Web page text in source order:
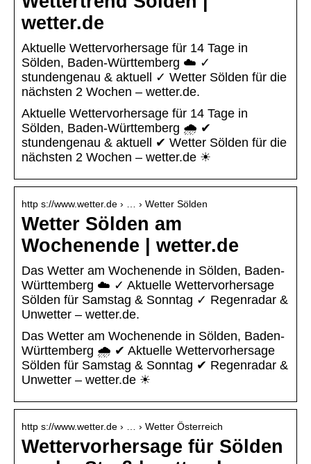
wetter.de
Aktuelle Wettervorhersage für 14 Tage in
Sölden, Baden-Württemberg ☁️ ✓
stundengenau & aktuell ✓ Wetter Sölden für die
nächsten 2 Wochen – wetter.de.
Aktuelle Wettervorhersage für 14 Tage in
Sölden, Baden-Württemberg 🌧️ ✔
stundengenau & aktuell ✔ Wetter Sölden für die
nächsten 2 Wochen – wetter.de ☀
http s://www.wetter.de › … › Wetter Sölden
Wetter Sölden am
Wochenende | wetter.de
Das Wetter am Wochenende in Sölden, Baden-
Württemberg ☁️ ✓ Aktuelle Wettervorhersage
Sölden für Samstag & Sonntag ✓ Regenradar &
Unwetter – wetter.de.
Das Wetter am Wochenende in Sölden, Baden-
Württemberg 🌧️ ✔ Aktuelle Wettervorhersage
Sölden für Samstag & Sonntag ✔ Regenradar &
Unwetter – wetter.de ☀
http s://www.wetter.de › … › Wetter Österreich
Wettervorhersage für Sölden